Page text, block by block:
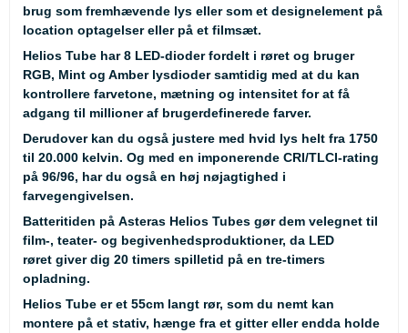
brug som fremhævende lys eller som et designelement på
location optagelser eller på et filmsæt.
Helios Tube har 8 LED-dioder fordelt i røret og bruger
RGB, Mint og Amber lysdioder samtidig med at du kan
kontrollere farvetone, mætning og intensitet for at få
adgang til millioner af brugerdefinerede farver.
Derudover kan du også justere med hvid lys helt fra 1750
til 20.000 kelvin. Og med en imponerende CRI/TLCI-rating
på 96/96, har du også en høj nøjagtighed i
farvegengivelsen.
Batteritiden på Asteras Helios Tubes gør dem velegnet til
film-, teater- og begivenhedsproduktioner, da LED
røret giver dig 20 timers spilletid på en tre-timers
opladning.
Helios Tube er et 55cm langt rør, som du nemt kan
montere på et stativ, hænge fra et gitter eller endda holde